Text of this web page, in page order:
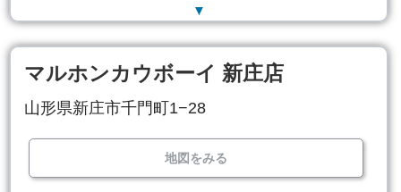
▼
マルホンカウボーイ 新庄店
山形県新庄市千門町1−28
地図をみる